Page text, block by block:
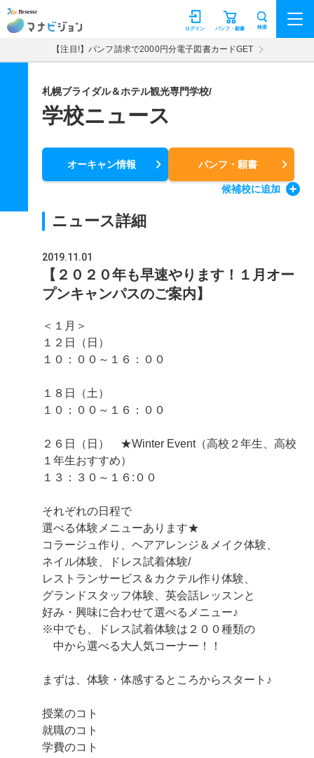
マナビジョン パンフ・願書
ログイン 検索
【注目!】パンフ請求で2000円分電子図書カードGET
札幌ブライダル＆ホテル観光専門学校/
学校ニュース
オーキャン情報 パンフ・願書
候補校に追加
ニュース詳細
2019.11.01
【２０２０年も早速やります！１月オー
プンキャンパスのご案内】
＜１月＞
１２日（日）
１０：００～１６：００
１８日（土）
１０：００～１６：００
２６日（日） ★Winter Event（高校２年生、高校
１年生おすすめ）
１３：３０～１６:００
それぞれの日程で
選べる体験メニューあります★
コラージュ作り、ヘアアレンジ＆メイク体験、
ネイル体験、ドレス試着体験/
レストランサービス＆カクテル作り体験、
グランドスタッフ体験、英会話レッスンと
好み・興味に合わせて選べるメニュー♪
※中でも、ドレス試着体験は２００種類の
中から選べる大人気コーナー！！
まずは、体験・体感するところからスタート♪
授業のコト
就職のコト
学費のコト